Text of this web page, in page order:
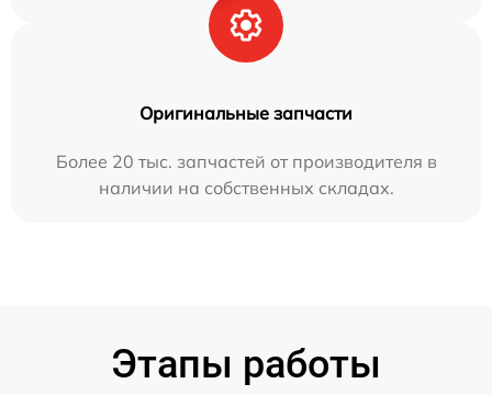
Оригинальные запчасти
Более 20 тыс. запчастей от производителя в
наличии на собственных складах.
Этапы работы